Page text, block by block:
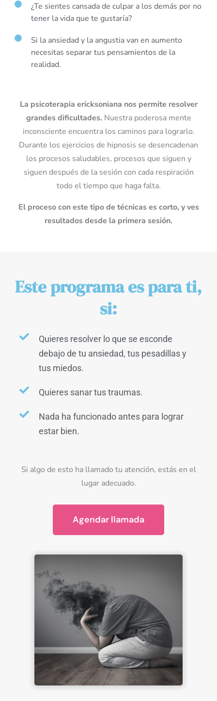
¿Te sientes cansada de culpar a los demás por no
tener la vida que te gustaría?
Si la ansiedad y la angustia van en aumento
necesitas separar tus pensamientos de la
realidad.
La psicoterapia ericksoniana nos permite resolver
grandes dificultades. Nuestra poderosa mente
inconsciente encuentra los caminos para lograrlo.
Durante los ejercicios de hipnosis se desencadenan
los procesos saludables, procesos que siguen y
siguen después de la sesión con cada respiración
todo el tiempo que haga falta.
El proceso con este tipo de técnicas es corto, y ves
resultados desde la primera sesión.
Este programa es para ti,
si:
Quieres resolver lo que se esconde
debajo de tu ansiedad, tus pesadillas y
tus miedos.
Quieres sanar tus traumas.
Nada ha funcionado antes para lograr
estar bien.
Si algo de esto ha llamado tu atención, estás en el
lugar adecuado.
Agendar llamada